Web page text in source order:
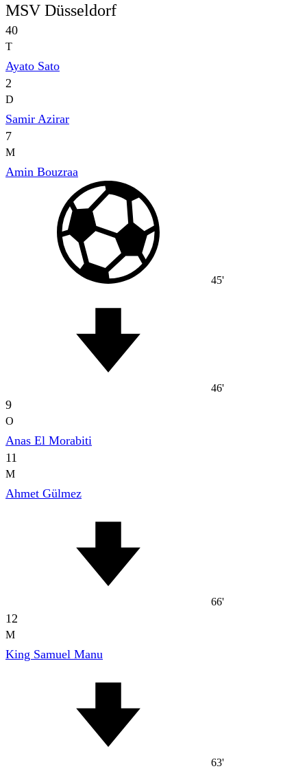
MSV Düsseldorf
40
T
Ayato Sato
2
D
Samir Azirar
7
M
Amin Bouzraa
45'
46'
9
O
Anas El Morabiti
11
M
Ahmet Gülmez
66'
12
M
King Samuel Manu
63'